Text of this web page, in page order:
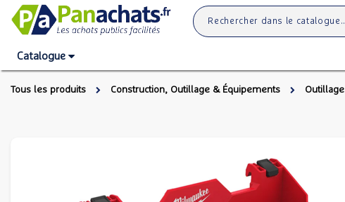
Catalogue
Tous les produits Construction, Outillage & Équipements Outillage